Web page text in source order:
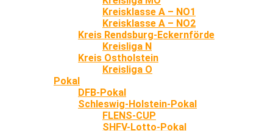
Kreisklasse A – NO1
Kreisklasse A – NO2
Kreis Rendsburg-Eckernförde
Kreisliga N
Kreis Ostholstein
Kreisliga O
Pokal
DFB-Pokal
Schleswig-Holstein-Pokal
FLENS-CUP
SHFV-Lotto-Pokal